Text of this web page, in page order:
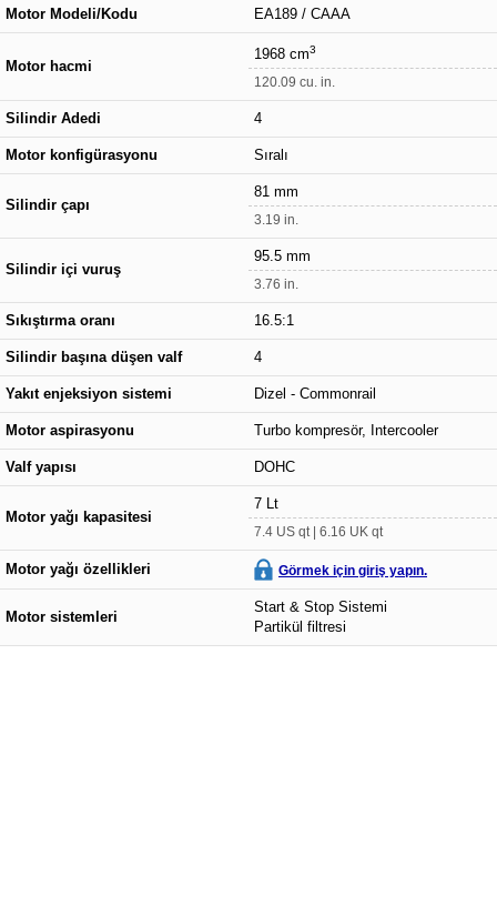
Motor Modeli/Kodu EA189 / CAAA
Motor hacmi
1968 cm3
120.09 cu. in.
Silindir Adedi 4
Motor konfigürasyonu Sıralı
Silindir çapı
81 mm
3.19 in.
Silindir içi vuruş
95.5 mm
3.76 in.
Sıkıştırma oranı 16.5:1
Silindir başına düşen valf 4
Yakıt enjeksiyon sistemi Dizel - Commonrail
Motor aspirasyonu Turbo kompresör, Intercooler
Valf yapısı DOHC
Motor yağı kapasitesi
7 Lt
7.4 US qt | 6.16 UK qt
Motor yağı özellikleri Görmek için giriş yapın.
Motor sistemleri
Start & Stop Sistemi
Partikül filtresi